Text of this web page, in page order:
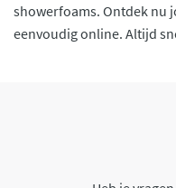
showerfoams. Ontdek nu
eenvoudig online. Altijd